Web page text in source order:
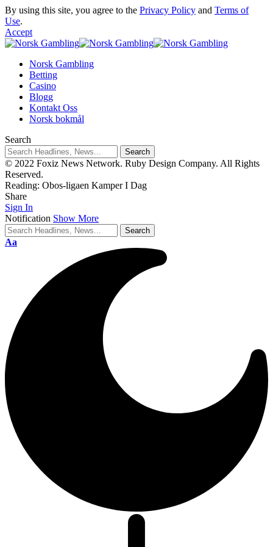
By using this site, you agree to the Privacy Policy and Terms of
Use.
Accept
Norsk Gambling
Betting
Casino
Blogg
Kontakt Oss
Norsk bokmål
Search
© 2022 Foxiz News Network. Ruby Design Company. All Rights
Reserved.
Reading: Obos-ligaen Kamper I Dag
Share
Sign In
Notification Show More
Aa